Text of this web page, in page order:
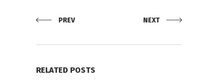
PREV NEXT
RELATED POSTS